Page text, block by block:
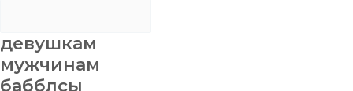
девушкам
мужчинам
бабблсы